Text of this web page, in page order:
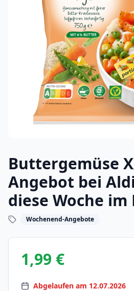
Buttergemüse
Angebot bei
diese Woche
Wochenend-Angebote
1,99 €
Abgelaufen am 12.07.2026